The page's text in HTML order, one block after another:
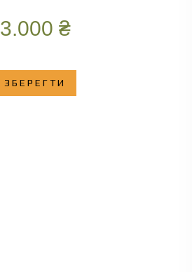
3.000 ₴
ЗБЕРЕГТИ